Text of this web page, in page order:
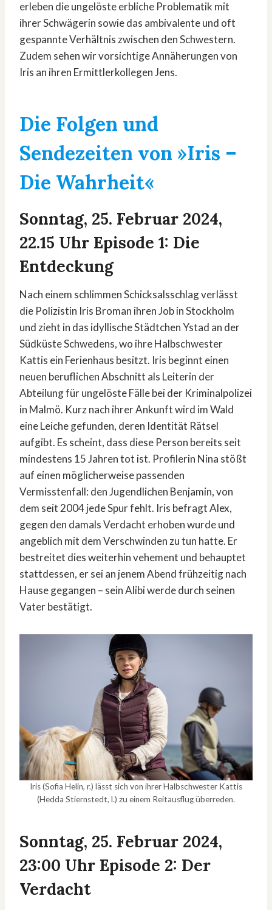
erleben die ungelöste erbliche Problematik mit
ihrer Schwägerin sowie das ambivalente und oft
gespannte Verhältnis zwischen den Schwestern.
Zudem sehen wir vorsichtige Annäherungen von
Iris an ihren Ermittlerkollegen Jens.
Die Folgen und
Sendezeiten von »Iris –
Die Wahrheit«
Sonntag, 25. Februar 2024,
22.15 Uhr Episode 1: Die
Entdeckung
Nach einem schlimmen Schicksalsschlag verlässt
die Polizistin Iris Broman ihren Job in Stockholm
und zieht in das idyllische Städtchen Ystad an der
Südküste Schwedens, wo ihre Halbschwester
Kattis ein Ferienhaus besitzt. Iris beginnt einen
neuen beruflichen Abschnitt als Leiterin der
Abteilung für ungelöste Fälle bei der Kriminalpolizei
in Malmö. Kurz nach ihrer Ankunft wird im Wald
eine Leiche gefunden, deren Identität Rätsel
aufgibt. Es scheint, dass diese Person bereits seit
mindestens 15 Jahren tot ist. Profilerin Nina stößt
auf einen möglicherweise passenden
Vermisstenfall: den Jugendlichen Benjamin, von
dem seit 2004 jede Spur fehlt. Iris befragt Alex,
gegen den damals Verdacht erhoben wurde und
angeblich mit dem Verschwinden zu tun hatte. Er
bestreitet dies weiterhin vehement und behauptet
stattdessen, er sei an jenem Abend frühzeitig nach
Hause gegangen – sein Alibi werde durch seinen
Vater bestätigt.
Iris (Sofia Helin, r.) lässt sich von ihrer Halbschwester Kattis
(Hedda Stiernstedt, l.) zu einem Reitausflug überreden.
Sonntag, 25. Februar 2024,
23:00 Uhr Episode 2: Der
Verdacht